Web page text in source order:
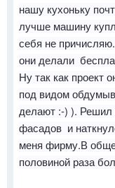
нашу кухоньку
лучше машину
себя не
они делали
Ну так как проект
под видом
делают :-) ). Решил
фасадов и
меня фирму.В
половиной раза